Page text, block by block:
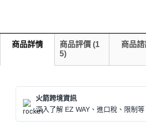
商品詳情 商品評價 (1
5)
商品諮
火箭跨境資訊
深入了解 EZ WAY、進口稅、限制等